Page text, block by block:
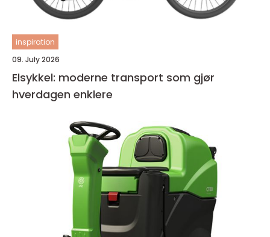
inspiration
09. July 2026
Elsykkel: moderne transport som gjør
hverdagen enklere